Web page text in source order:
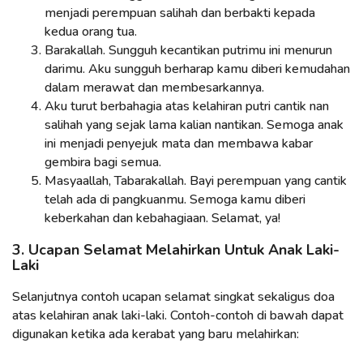
menjadi perempuan salihah dan berbakti kepada
kedua orang tua.
Barakallah. Sungguh kecantikan putrimu ini menurun
darimu. Aku sungguh berharap kamu diberi kemudahan
dalam merawat dan membesarkannya.
Aku turut berbahagia atas kelahiran putri cantik nan
salihah yang sejak lama kalian nantikan. Semoga anak
ini menjadi penyejuk mata dan membawa kabar
gembira bagi semua.
Masyaallah, Tabarakallah. Bayi perempuan yang cantik
telah ada di pangkuanmu. Semoga kamu diberi
keberkahan dan kebahagiaan. Selamat, ya!
3. Ucapan Selamat Melahirkan Untuk Anak Laki-
Laki
Selanjutnya contoh ucapan selamat singkat sekaligus doa
atas kelahiran anak laki-laki. Contoh-contoh di bawah dapat
digunakan ketika ada kerabat yang baru melahirkan: